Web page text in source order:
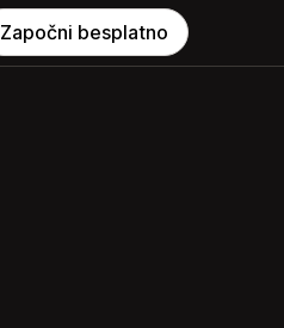
Započni besplatno